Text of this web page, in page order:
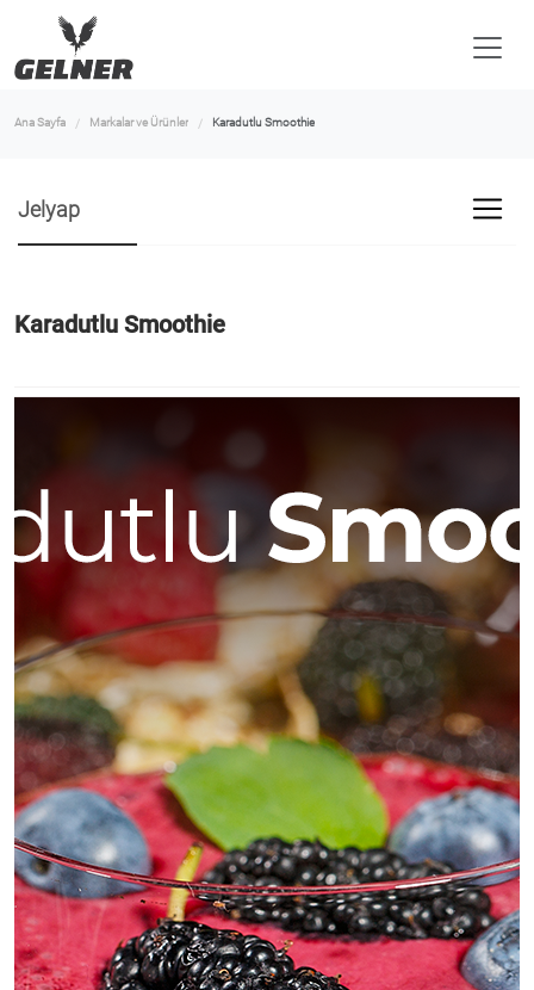
Ana Sayfa Markalar ve Ürünler Karadutlu Smoothie
Jelyap
Karadutlu Smoothie